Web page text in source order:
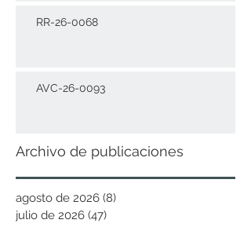
RR-26-0068
AVC-26-0093
Archivo de publicaciones
agosto de 2026 (8)
julio de 2026 (47)